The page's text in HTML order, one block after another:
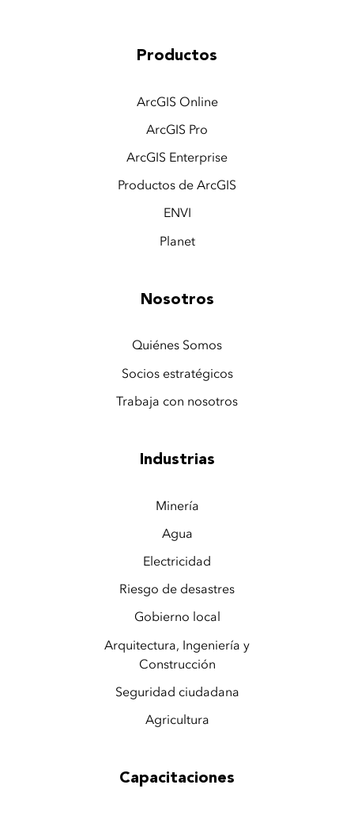
Productos
ArcGIS Online
ArcGIS Pro
ArcGIS Enterprise
Productos de ArcGIS
ENVI
Planet
Nosotros
Quiénes Somos
Socios estratégicos
Trabaja con nosotros
Industrias
Minería
Agua
Electricidad
Riesgo de desastres
Gobierno local
Arquitectura, Ingeniería y
Construcción
Seguridad ciudadana
Agricultura
Capacitaciones